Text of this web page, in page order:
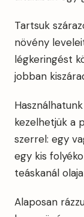
Tartsuk
növény
légkeringést
jobban
kezelhetjük a
szerrel: egy
egy kis
teáskanál
Alaposan